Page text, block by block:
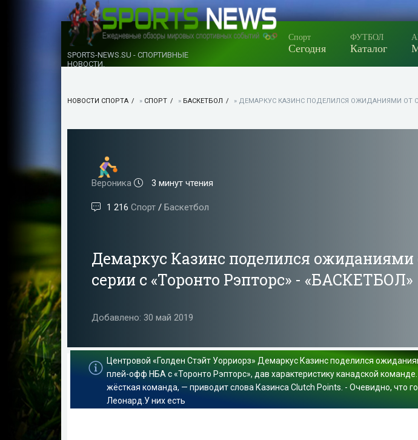
SPORTS-NEWS.SU - СПОРТИВНЫЕ
НОВОСТИ.
Спорт
Сегодня
ФУТБОЛ
Каталог
НОВОСТИ СПОРТА » СПОРТ » БАСКЕТБОЛ » ДЕМАРКУС КАЗИНС ПОДЕЛИЛСЯ ОЖИДАНИЯМИ ОТ
Вероника 3 минут чтения
1 216 Спорт/ Баскетбол
Демаркус Казинс поделился ожиданиями
серии с «Торонто Рэпторс» - «БАСКЕТБОЛ»
Добавлено: 30 май 2019
Центровой «Голден Стэйт Уорриорз» Демаркус Казинс поделился
плей-офф НБА с «Торонто Рэпторс», дав характеристику канадской
жёсткая команда, — приводит слова Казинса Clutch Points. - Очевидно, что
Леонард.У них есть